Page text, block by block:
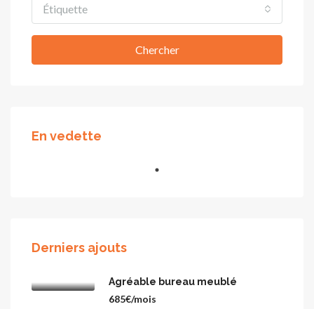
Étiquette
Chercher
En vedette
Derniers ajouts
Agréable bureau meublé
685€/mois